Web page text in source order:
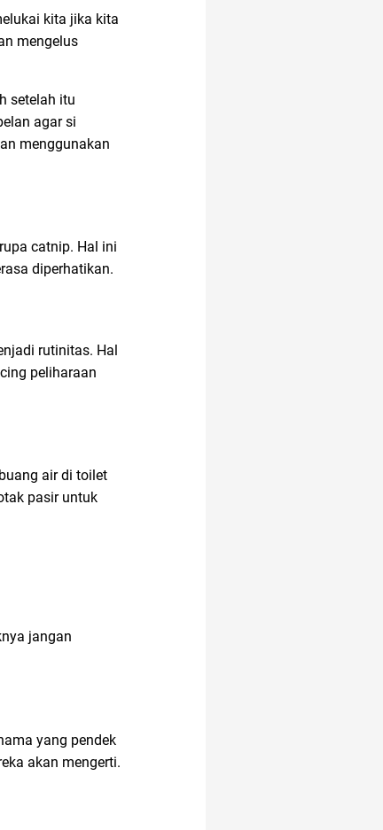
kita jika kita
mengelus
setelah itu
agar si
menggunakan
catnip. Hal ini
diperhatikan.
rutinitas. Hal
peliharaan
air di toilet
pasir untuk
jangan
yang pendek
akan mengerti.